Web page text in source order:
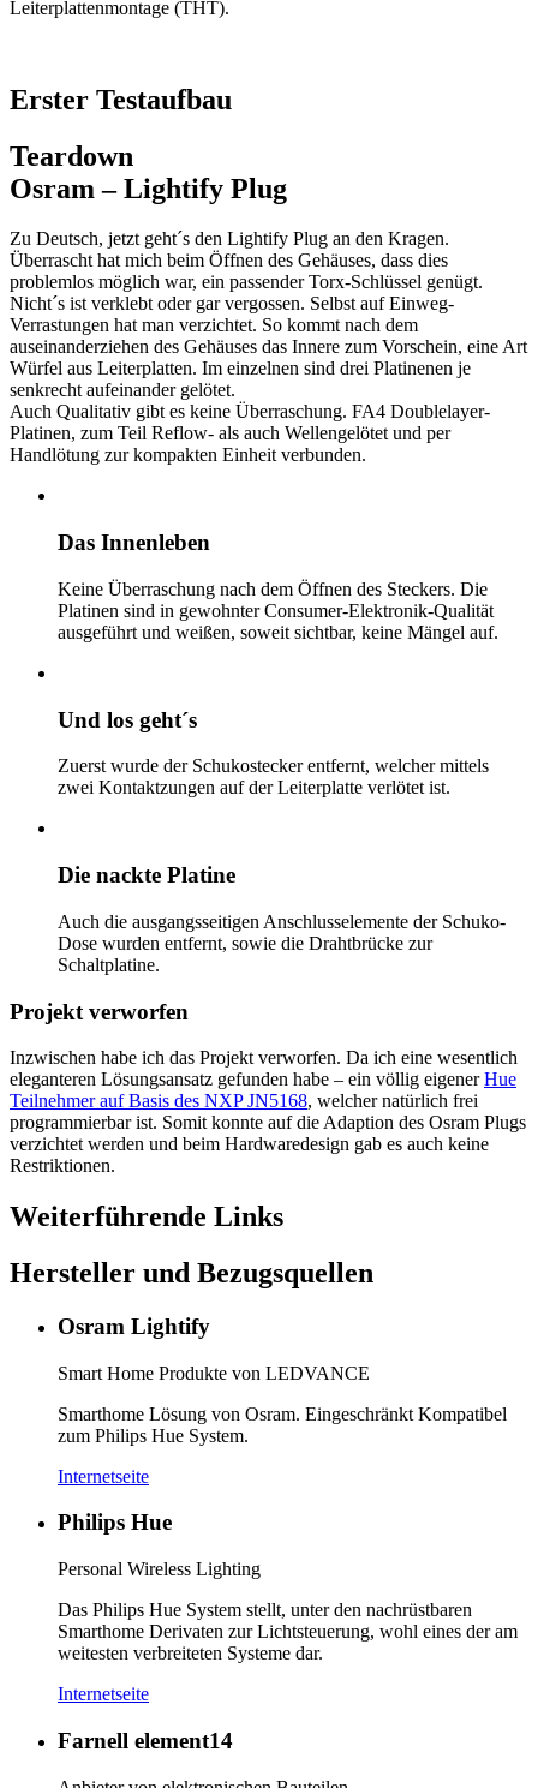
Leiterplattenmontage (THT).
Erster Testaufbau
Teardown
Osram – Lightify Plug
Zu Deutsch, jetzt geht´s den Lightify Plug an den Kragen.
Überrascht hat mich beim Öffnen des Gehäuses, dass dies
problemlos möglich war, ein passender Torx-Schlüssel genügt.
Nicht´s ist verklebt oder gar vergossen. Selbst auf Einweg-
Verrastungen hat man verzichtet. So kommt nach dem
auseinanderziehen des Gehäuses das Innere zum Vorschein, eine Art
Würfel aus Leiterplatten. Im einzelnen sind drei Platinenen je
senkrecht aufeinander gelötet.
Auch Qualitativ gibt es keine Überraschung. FA4 Doublelayer-
Platinen, zum Teil Reflow- als auch Wellengelötet und per
Handlötung zur kompakten Einheit verbunden.
Das Innenleben
Keine Überraschung nach dem Öffnen des Steckers. Die
Platinen sind in gewohnter Consumer-Elektronik-Qualität
ausgeführt und weißen, soweit sichtbar, keine Mängel auf.
Und los geht´s
Zuerst wurde der Schukostecker entfernt, welcher mittels
zwei Kontaktzungen auf der Leiterplatte verlötet ist.
Die nackte Platine
Auch die ausgangsseitigen Anschlusselemente der Schuko-
Dose wurden entfernt, sowie die Drahtbrücke zur
Schaltplatine.
Projekt verworfen
Inzwischen habe ich das Projekt verworfen. Da ich eine wesentlich
eleganteren Lösungsansatz gefunden habe – ein völlig eigenerHue
Teilnehmer auf Basis des NXP JN5168, welcher natürlich frei
programmierbar ist. Somit konnte auf die Adaption des Osram Plugs
verzichtet werden und beim Hardwaredesign gab es auch keine
Restriktionen.
Weiterführende Links
Hersteller und Bezugsquellen
Osram Lightify
Smart Home Produkte von LEDVANCE
Smarthome Lösung von Osram. Eingeschränkt Kompatibel
zum Philips Hue System.
Internetseite
Philips Hue
Personal Wireless Lighting
Das Philips Hue System stellt, unter den nachrüstbaren
Smarthome Derivaten zur Lichtsteuerung, wohl eines der am
weitesten verbreiteten Systeme dar.
Internetseite
Farnell element14